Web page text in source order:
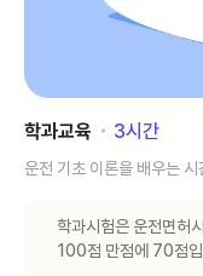
학과교육 ･ 3시간
운전 기초 이론을 배우는
학과시험은 운전면허
100점 만점에 70점